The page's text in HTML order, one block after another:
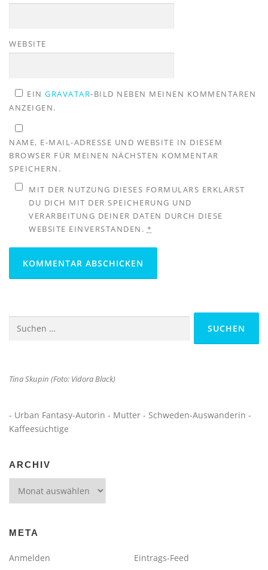
WEBSITE
EINGRAVATAR-BILD NEBEN MEINEN KOMMENTAREN
ANZEIGEN.
NAME, E-MAIL-ADRESSE UND WEBSITE IN DIESEM
BROWSER FÜR MEINEN NÄCHSTEN KOMMENTAR
SPEICHERN.
MIT DER NUTZUNG DIESES FORMULARS ERKLÄRST
DU DICH MIT DER SPEICHERUNG UND
VERARBEITUNG DEINER DATEN DURCH DIESE
WEBSITE EINVERSTANDEN. *
Suchen
Tina Skupin (Foto: Vidora Black)
- Urban Fantasy-Autorin - Mutter - Schweden-Auswanderin -
Kaffeesüchtige
ARCHIV
META
Anmelden Eintrags-Feed